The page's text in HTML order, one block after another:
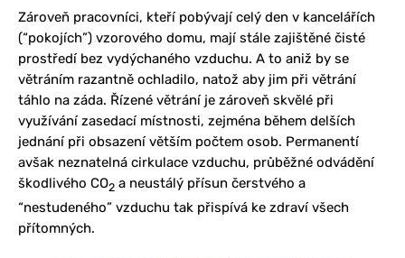
Zároveň pracovníci, kteří pobývají celý den v kancelářích
(“pokojích”) vzorového domu, mají stále zajištěné čisté
prostředí bez vydýchaného vzduchu. A to aniž by se
větráním razantně ochladilo, natož aby jim při větrání
táhlo na záda. Řízené větrání je zároveň skvělé při
využívání zasedací místnosti, zejména během delších
jednání při obsazení větším počtem osob. Permanentí
avšak neznatelná cirkulace vzduchu, průběžné odvádění
škodlivého CO2 a neustálý přísun čerstvého a
“nestudeného” vzduchu tak přispívá ke zdraví všech
přítomných.